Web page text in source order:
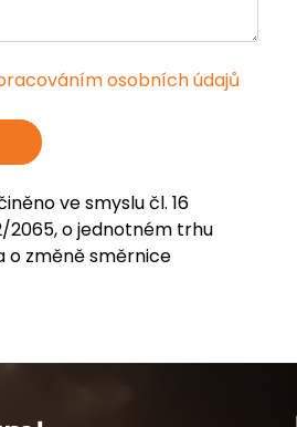
osobních údajů
ve smyslu čl. 16
2065, o jednotném trhu
o změně směrnice